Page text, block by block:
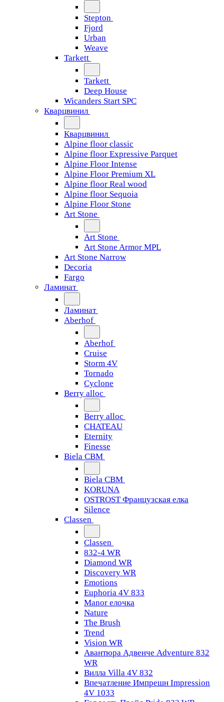
Stepton
Fjord
Urban
Weave
Tarkett
Tarkett
Deep House
Wicanders Start SPC
Кварцвинил
Кварцвинил
Alpine floor classic
Alpine floor Expressive Parquet
Alpine Floor Intense
Alpine Floor Premium XL
Alpine floor Real wood
Alpine floor Sequoia
Alpine Floor Stone
Art Stone
Art Stone
Art Stone Armor MPL
Art Stone Narrow
Decoria
Fargo
Ламинат
Ламинат
Aberhof
Aberhof
Cruise
Storm 4V
Tornado
Сyclone
Berry alloc
Berry alloc
CHATEAU
Eternity
Finesse
Biela CBM
Biela CBM
KORUNA
OSTROST Французская елка
Silence
Classen
Classen
832-4 WR
Diamond WR
Discovery WR
Emotions
Euphoria 4V 833
Manor елочка
Nature
The Brush
Trend
Vision WR
Авантюра Адвенче Adventure 832
WR
Вилла Villa 4V 832
Впечатление Импрешн Impression
4V 1033